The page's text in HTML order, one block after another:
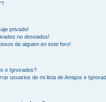
privado!
no deseados!
de alguien en este foro!
e Ignorados?
usuarios de mi lista de Amigos e